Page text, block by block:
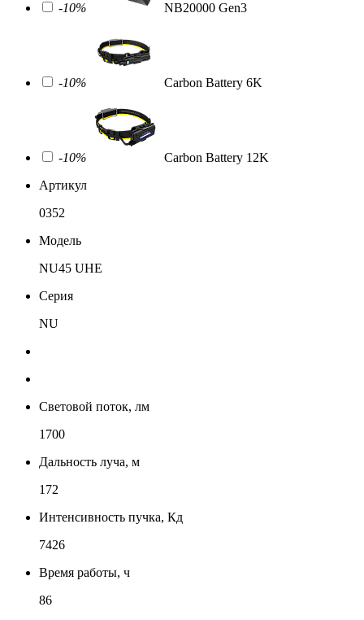
-10% NB20000 Gen3
-10% Carbon Battery 6K
-10%
Carbon Battery 12K
Артикул
0352
Модель
NU45 UHE
Серия
NU
Световой поток, лм
1700
Дальность луча, м
172
Интенсивность пучка, Кд
7426
Время работы, ч
86